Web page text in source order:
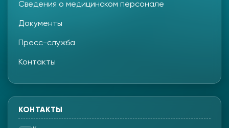
Сведения о медицинском персонале
Документы
Пресс-служба
Контакты
КОНТАКТЫ